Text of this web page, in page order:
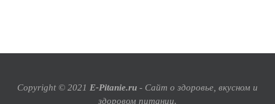
Copyright © 2021 E-Pitanie.ru - Сайт о здоровье, вкусном и
здоровом питании.